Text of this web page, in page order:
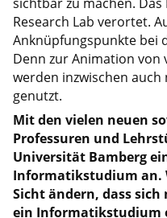
Research Lab verortet.
Anknüpfungspunkte bei
Denn zur Animation von
werden inzwischen
genutzt.
Mit den vielen neuen
Professuren und
Universität Bamberg
Informatikstudium an.
Sicht ändern, dass
ein Informatikstudium